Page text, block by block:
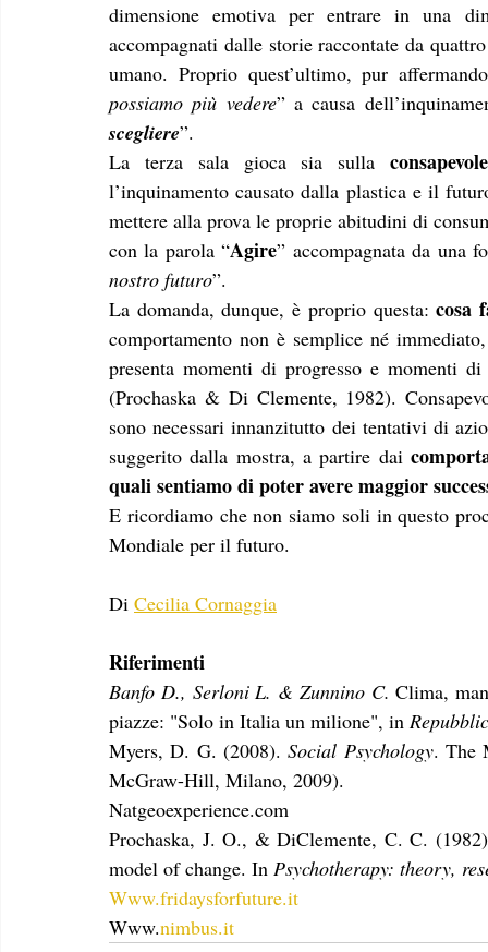
dimensione emotiva per entrare in una
accompagnati dalle storie raccontate da
umano. Proprio quest’ultimo, pur
possiamo più vedere” a causa
scegliere”.
La terza sala gioca sia sulla
l’inquinamento causato dalla plastica e il
mettere alla prova le proprie abitudini di
con la parola “Agire” accompagnata da una
nostro futuro”.
La domanda, dunque, è proprio questa: cosa
comportamento non è semplice né
presenta momenti di progresso e momenti
(Prochaska & Di Clemente, 1982).
sono necessari innanzitutto dei tentativi di
suggerito dalla mostra, a partire dai
quali sentiamo di poter avere maggior
E ricordiamo che non siamo soli in questo
Mondiale per il futuro.
Di Cecilia Cornaggia
Riferimenti
Banfo D., Serloni L. & Zunnino C. Clima,
piazze: "Solo in Italia un milione", in
Myers, D. G. (2008). Social Psychology. The
McGraw-Hill, Milano, 2009).
Natgeoexperience.com
Prochaska, J. O., & DiClemente, C. C.
model of change. In Psychotherapy: theory,
Www.fridaysforfuture.it
Www.nimbus.it